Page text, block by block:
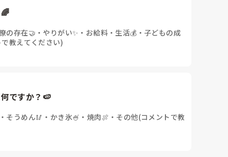
の存在🤝 ・ やりがい✨ ・ お給料・生活💰 ・ 子どもの成
教えてください)
ですか？🍉
・ そうめん🥢 ・ かき氷🍧 ・ 焼肉🍖 ・ その他(コメントで教